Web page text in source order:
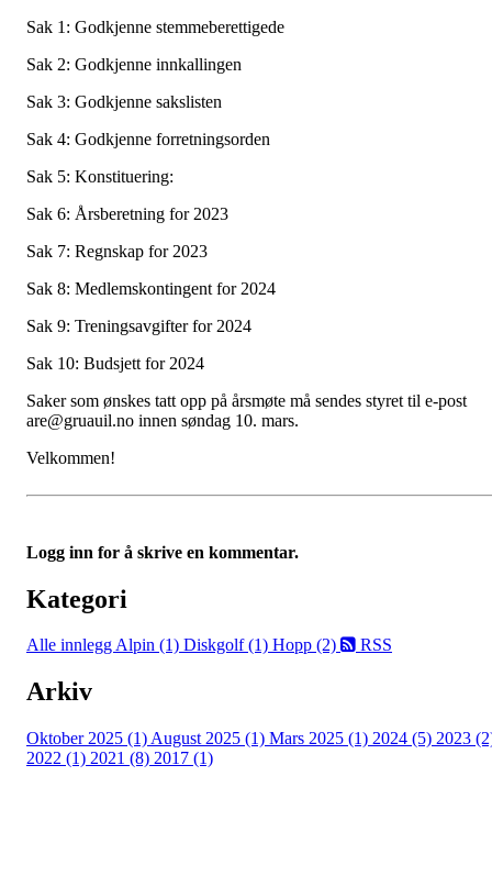
Sak 1: Godkjenne stemmeberettigede
Sak 2: Godkjenne innkallingen
Sak 3: Godkjenne sakslisten
Sak 4: Godkjenne forretningsorden
Sak 5: Konstituering:
Sak 6: Årsberetning for 2023
Sak 7: Regnskap for 2023
Sak 8: Medlemskontingent for 2024
Sak 9: Treningsavgifter for 2024
Sak 10: Budsjett for 2024
Saker som ønskes tatt opp på årsmøte må sendes styret til e-post
are@gruauil.no innen søndag 10. mars.
Velkommen!
Logg inn for å skrive en kommentar.
Kategori
Alle innleggAlpin (1) Diskgolf (1) Hopp (2) RSS
Arkiv
Oktober 2025 (1) August 2025 (1) Mars 2025 (1) 2024 (5) 2023
2022 (1) 2021 (8) 2017 (1)